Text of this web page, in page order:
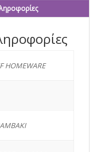
HOMEWARE